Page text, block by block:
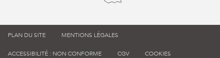
PLAN DU SITE MENTIONS LÉGALES
ACCESSIBILITÉ : NON CONFORME CGV COOKIES